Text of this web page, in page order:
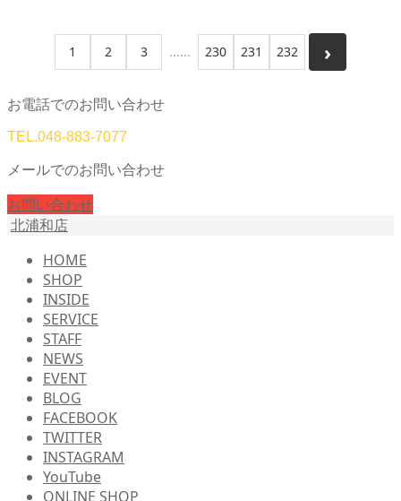
1 2 3 230 231 232
お電話でのお問い合わせ
TEL.048-883-7077
メールでのお問い合わせ
お問い合わせ
北浦和店
HOME
SHOP
INSIDE
SERVICE
STAFF
NEWS
EVENT
BLOG
FACEBOOK
TWITTER
INSTAGRAM
YouTube
ONLINE SHOP